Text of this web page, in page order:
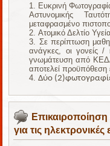
Ευκρινή
Αστυνομικής
μεταφρασμένο
Ατομικό Δελτίο
Σε περίπτωση
ανάγκες, οι γονείς /
γνωμάτευση από
αποτελεί προϋπόθεση
Δύο
για τις